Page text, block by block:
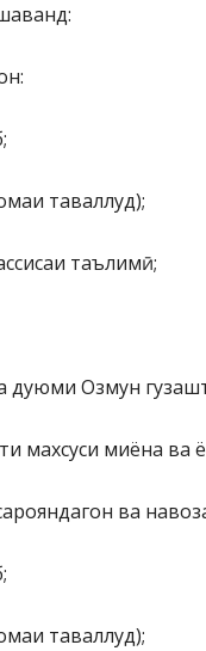
таваллуд);
таълимӣ;
дуюми Озмун
махсуси миёна ва
ва
таваллуд);